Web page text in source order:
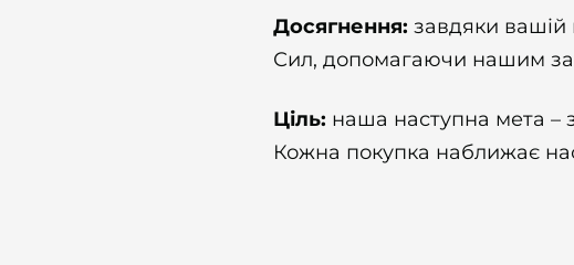
Досягнення: завдяки вашій
Сил, допомагаючи нашим
Ціль: наша наступна мета –
Кожна покупка наближає